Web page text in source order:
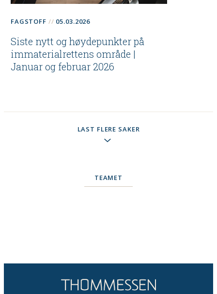
FAGSTOFF 05.03.2026
Siste nytt og høydepunkter på
immaterialrettens område |
Januar og februar 2026
LAST FLERE SAKER
TEAMET